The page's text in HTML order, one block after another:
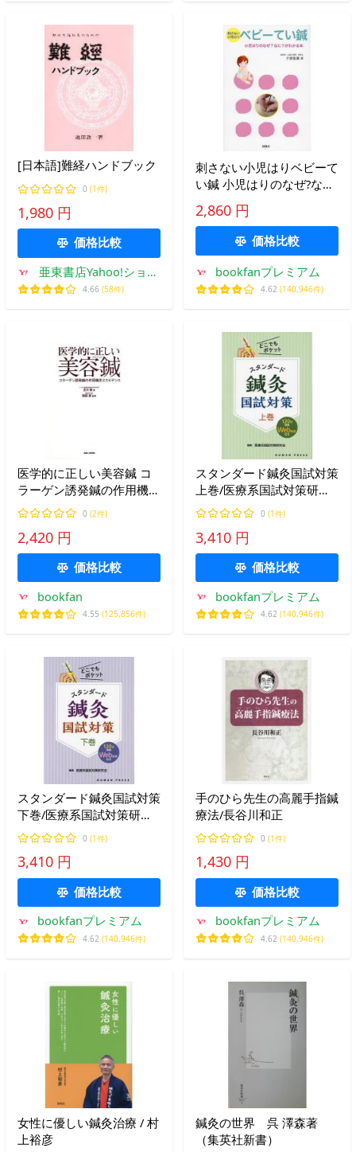
[日本語]難経ハンドブック
0 (1件)
1,980 円
価格比較
亜東書店Yahoo!ショッ
プ
4.66 (58件)
刺さない小児はりベビーて
い鍼 小児はりのなぜ?な
に?がわかる本/夕部智廣/
岡西裕幸
2,860 円
価格比較
bookfanプレミアム
4.62 (140,946件)
医学的に正しい美容鍼 コ
ラーゲン誘発鍼の作用機序
とエビデンス/北川毅/西田
真
0 (2件)
2,420 円
価格比較
bookfan
4.55 (125,856件)
スタンダード鍼灸国試対策
上巻/医療系国試対策研究
会
0 (1件)
3,410 円
価格比較
bookfanプレミアム
4.62 (140,946件)
スタンダード鍼灸国試対策
下巻/医療系国試対策研究
会
0 (1件)
3,410 円
価格比較
bookfanプレミアム
4.62 (140,946件)
手のひら先生の高麗手指鍼
療法/長谷川和正
0 (1件)
1,430 円
価格比較
bookfanプレミアム
4.62 (140,946件)
女性に優しい鍼灸治療 / 村
上裕彦
鍼灸の世界 呉 澤森著
（集英社新書）